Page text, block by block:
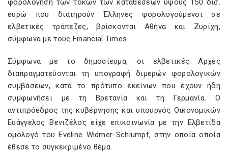
φορολόγηση των τόκων των καταθέσεων ύψους 150 δισ.
ευρώ που διατηρούν Έλληνες φορολογούμενοι σε
ελβετικές τράπεζες, βρίσκονται Αθήνα και Ζυρίχη,
σύμφωνα με τους Financial Times.
Σύμφωνα με το δημοσίευμα, οι ελβετικές Αρχές
διαπραγματεύονται τη υπογραφή διμερών φορολογικών
συμβάσεων, κατά το πρότυπο εκείνων που έχουν ήδη
συμφωνήσει με τη Βρετανία και τη Γερμανία. Ο
αντιπρόεδρος της κυβέρνησης και υπουργός Οικονομικών
Ευάγγελος Βενιζέλος είχε επικοινωνία με την Ελβετίδα
ομόλογό του Eveline Widmer-Schlumpf, στην οποία οποία
έθεσε το συγκεκριμένο θέμα.